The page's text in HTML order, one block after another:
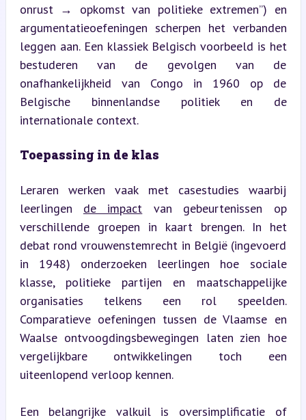
onrust → opkomst van politieke extremen”) en
argumentatieoefeningen scherpen het verbanden
leggen aan. Een klassiek Belgisch voorbeeld is het
bestuderen van de gevolgen van de
onafhankelijkheid van Congo in 1960 op de
Belgische binnenlandse politiek en de
internationale context.
Toepassing in de klas
Leraren werken vaak met casestudies waarbij
leerlingen de impact van gebeurtenissen op
verschillende groepen in kaart brengen. In het
debat rond vrouwenstemrecht in België (ingevoerd
in 1948) onderzoeken leerlingen hoe sociale
klasse, politieke partijen en maatschappelijke
organisaties telkens een rol speelden.
Comparatieve oefeningen tussen de Vlaamse en
Waalse ontvoogdingsbewegingen laten zien hoe
vergelijkbare ontwikkelingen toch een
uiteenlopend verloop kennen.
Een belangrijke valkuil is oversimplificatie of